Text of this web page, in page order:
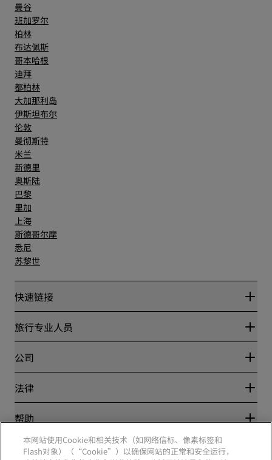
曼谷
班加罗尔
柏林
布达佩斯
哥本哈根
迪拜
都柏林
大加那利岛
伊斯坦布尔
伦敦
曼彻斯特
米兰
新德里
奥斯陆
巴黎
里加
上海
斯德哥尔摩
悉尼
苏黎世
快速链接
丽赏会
Blog
目的地
丽笙酒店集团APP
体育认证酒店
家庭友好型酒店
旅行专业人员
合作伙伴
公司
丽笙酒店集团
工作机会 RHG
工作机会 PPHE
工作机会 EHL
The Club by RHG
法律
隐私中心
丽赏会条款和条件
网站使用协议
帮助
消费者警示
社交媒体
本网站使用Cookie和相关技术（如网络信标、像素标签和
Flash对象）（“Cookie”）以确保网站的正常和安全运行，